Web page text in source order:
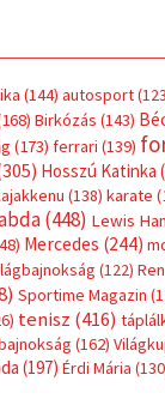
(144) autosport
Birkózás (143)
(173) ferrari (139)
Hosszú Katinka
(138) karate
(448) Lewis
Mercedes (244)
(122)
Sportime Magazin
tenisz (416)
(162)
(197) Érdi Mária